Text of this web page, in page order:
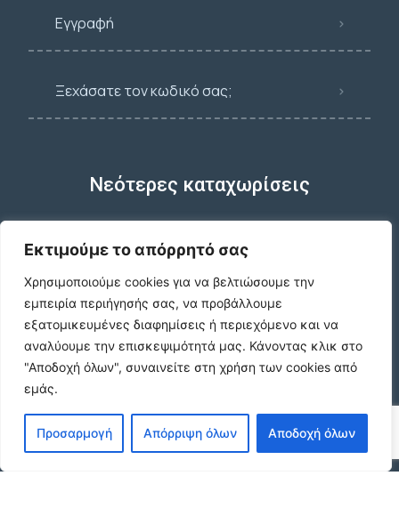
Εκτιμούμε το απόρρητό σας
Χρησιμοποιούμε cookies για να βελτιώσουμε την
εμπειρία περιήγησής σας, να προβάλλουμε
εξατομικευμένες διαφημίσεις ή περιεχόμενο και να
αναλύουμε την επισκεψιμότητά μας. Κάνοντας κλικ στο
"Αποδοχή όλων", συναινείτε στη χρήση των cookies από
εμάς.
Προσαρμογή Απόρριψη όλων Αποδοχή όλων
Εγγραφή
Ξεχάσατε τον κωδικό σας;
Νεότερες καταχωρίσεις
Κωδικος ακινητου Α3395 γκαρσονιερα
ανακαινισμενη στους Αμπελοκηπους
€420 /μήνα